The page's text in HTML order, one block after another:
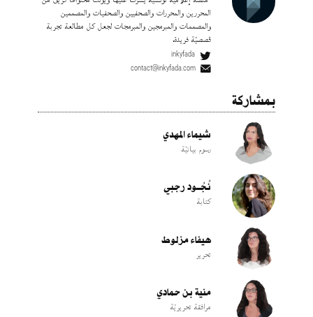
المحررين والمحررات والصحفيين والصحفيات والمصممين
والمصممات والمبرمجين والمبرمجات لجعل كل مطالعة تجربة
قصصيّة فريدة.
inkyfada
contact@inkyfada.com
بمشاركة
شيماء المهدي
رسوم بيانيّة
نُجُــود رجبي
كتابة
هيفاء مزلوط
تحرير
منية بن حمادي
مرافقة تحريريّة